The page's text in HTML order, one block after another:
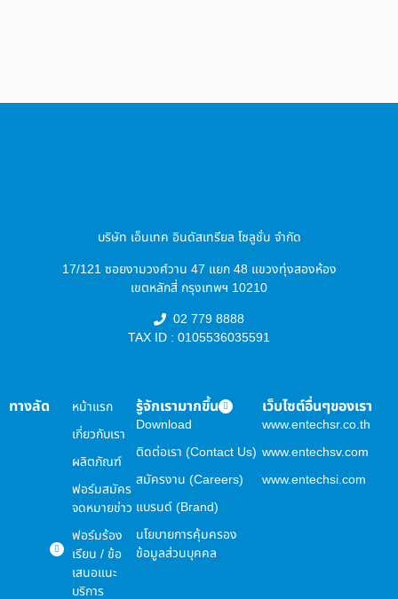
บริษัท เอ็นเทค อินดัสเทรียล โซลูชั่น จำกัด
17/121 ซอยงามวงศ์วาน 47 แยก 48 แขวงทุ่งสองห้อง
เขตหลักสี่ กรุงเทพฯ 10210
02 779 8888
TAX ID : 0105536035591
ทางลัด
หน้าแรก
เกี่ยวกับเรา
ผลิตภัณฑ์
ฟอร์มสมัคร
จดหมายข่าว
ฟอร์มร้อง
เรียน / ข้อ
เสนอแนะ
บริการ
รู้จักเรามากขึ้น
Download
ติดต่อเรา (Contact Us)
สมัครงาน (Careers)
แบรนด์ (Brand)
นโยบายการคุ้มครอง
ข้อมูลส่วนบุคคล
เว็บไซต์อื่นๆของเรา
www.entechsr.co.th
www.entechsv.com
www.entechsi.com